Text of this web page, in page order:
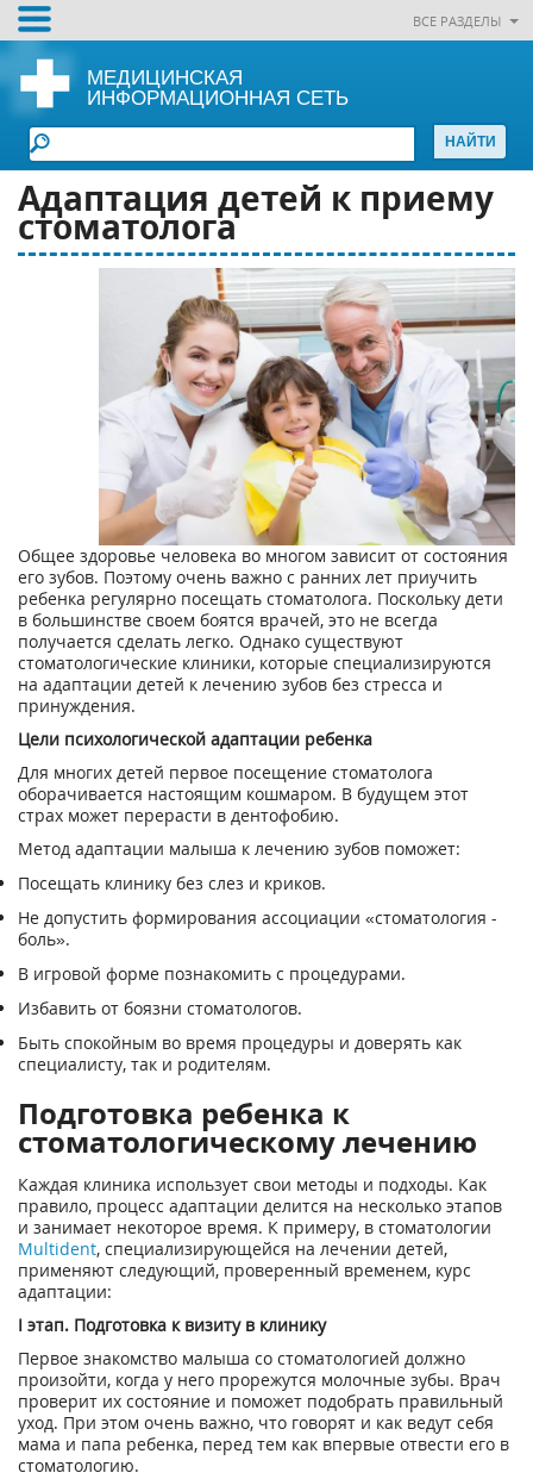
ВСЕ РАЗДЕЛЫ
МЕДИЦИНСКАЯ
ИНФОРМАЦИОННАЯ СЕТЬ
Адаптация детей к приему
стоматолога
Общее здоровье человека во многом зависит от состояния
его зубов. Поэтому очень важно с ранних лет приучить
ребенка регулярно посещать стоматолога. Поскольку дети
в большинстве своем боятся врачей, это не всегда
получается сделать легко. Однако существуют
стоматологические клиники, которые специализируются
на адаптации детей к лечению зубов без стресса и
принуждения.
Цели психологической адаптации ребенка
Для многих детей первое посещение стоматолога
оборачивается настоящим кошмаром. В будущем этот
страх может перерасти в дентофобию.
Метод адаптации малыша к лечению зубов поможет:
Посещать клинику без слез и криков.
Не допустить формирования ассоциации «стоматология -
боль».
В игровой форме познакомить с процедурами.
Избавить от боязни стоматологов.
Быть спокойным во время процедуры и доверять как
специалисту, так и родителям.
Подготовка ребенка к
стоматологическому лечению
Каждая клиника использует свои методы и подходы. Как
правило, процесс адаптации делится на несколько этапов
и занимает некоторое время. К примеру, в стоматологии
Multident, специализирующейся на лечении детей,
применяют следующий, проверенный временем, курс
адаптации:
I этап. Подготовка к визиту в клинику
Первое знакомство малыша со стоматологией должно
произойти, когда у него прорежутся молочные зубы. Врач
проверит их состояние и поможет подобрать правильный
уход. При этом очень важно, что говорят и как ведут себя
мама и папа ребенка, перед тем как впервые отвести его в
стоматологию.